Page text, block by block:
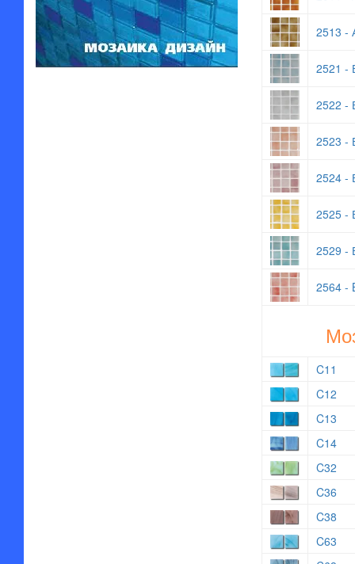
2513 -
2521 -
2522 -
2523 -
2524 -
2525 -
2529 -
2564 -
C11
C12
C13
C14
C32
C36
C38
C63